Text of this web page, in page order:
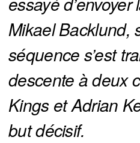
Mikael Backlund,
séquence s’est
descente à deux
Kings et Adrian
but décisif.